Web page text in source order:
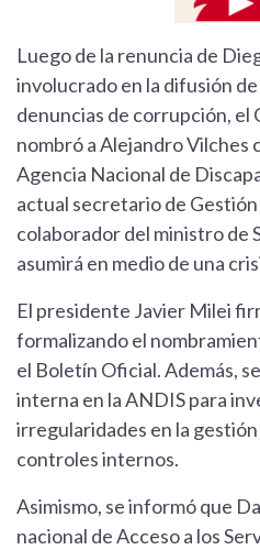
Luego de la renuncia de
involucrado en la difusión
denuncias de corrupción, el
nombró a Alejandro Vilches
Agencia Nacional de
actual secretario de
colaborador del ministro de
asumirá en medio de una
El presidente Javier Milei
formalizando el
el Boletín Oficial. Además,
interna en la ANDIS para
irregularidades en la
controles internos.
Asimismo, se informó que
nacional de Acceso a los